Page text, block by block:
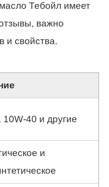
Тебойл имеет
важно
и свойства.
10W-40 и другие
и